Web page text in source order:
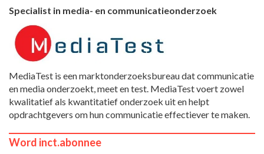
Specialist in media- en communicatieonderzoek
MediaTest is een marktonderzoeksbureau dat communicatie
en media onderzoekt, meet en test. MediaTest voert zowel
kwalitatief als kwantitatief onderzoek uit en helpt
opdrachtgevers om hun communicatie effectiever te maken.
Word inct.abonnee